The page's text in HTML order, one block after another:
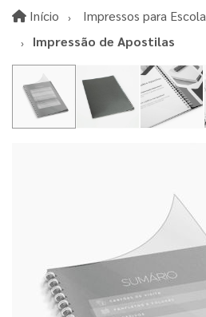
Início InícioImpressos para Escola
Impressão de Apostilas